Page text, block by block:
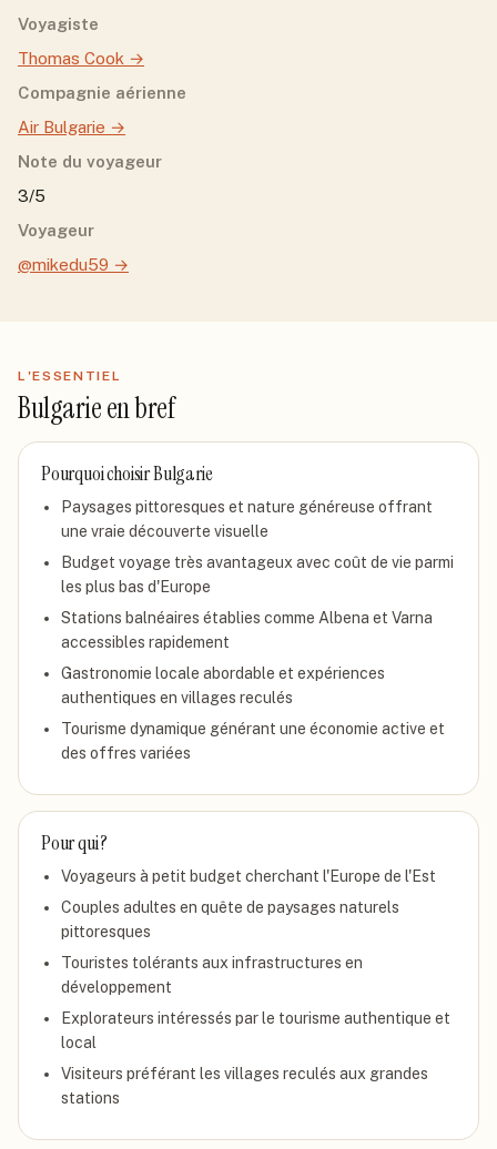
Voyagiste
Thomas Cook →
Compagnie aérienne
Air Bulgarie →
Note du voyageur
3/5
Voyageur
@mikedu59 →
L'ESSENTIEL
Bulgarieen bref
Pourquoi choisirBulgarie
Paysages pittoresques et nature généreuse offrant
une vraie découverte visuelle
Budget voyage très avantageux avec coût de vie parmi
les plus bas d'Europe
Stations balnéaires établies comme Albena et Varna
accessibles rapidement
Gastronomie locale abordable et expériences
authentiques en villages reculés
Tourisme dynamique générant une économie active et
des offres variées
Pour qui ?
Voyageurs à petit budget cherchant l'Europe de l'Est
Couples adultes en quête de paysages naturels
pittoresques
Touristes tolérants aux infrastructures en
développement
Explorateurs intéressés par le tourisme authentique et
local
Visiteurs préférant les villages reculés aux grandes
stations